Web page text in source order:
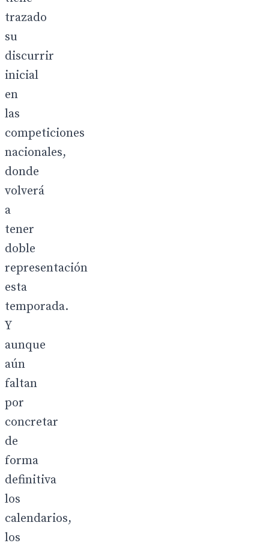
trazado
su
discurrir
inicial
en
las
competiciones
nacionales,
donde
volverá
a
tener
doble
representación
esta
temporada.
Y
aunque
aún
faltan
por
concretar
de
forma
definitiva
los
calendarios,
los